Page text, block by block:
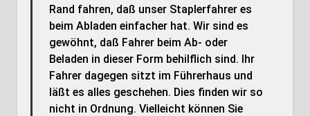
Rand fahren, daß unser Staplerfahrer es
beim Abladen einfacher hat. Wir sind es
gewöhnt, daß Fahrer beim Ab- oder
Beladen in dieser Form behilflich sind. Ihr
Fahrer dagegen sitzt im Führerhaus und
läßt es alles geschehen. Dies finden wir so
nicht in Ordnung. Vielleicht können Sie